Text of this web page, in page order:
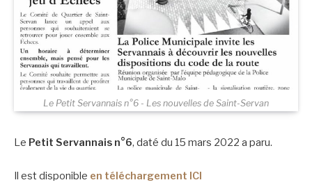
Le Petit Servannais n°6 - Les nouvelles de Saint-Servan
Le Petit Servannais n°6, daté du 15 mars 2022 a paru.
Il est disponible en téléchargement ICI